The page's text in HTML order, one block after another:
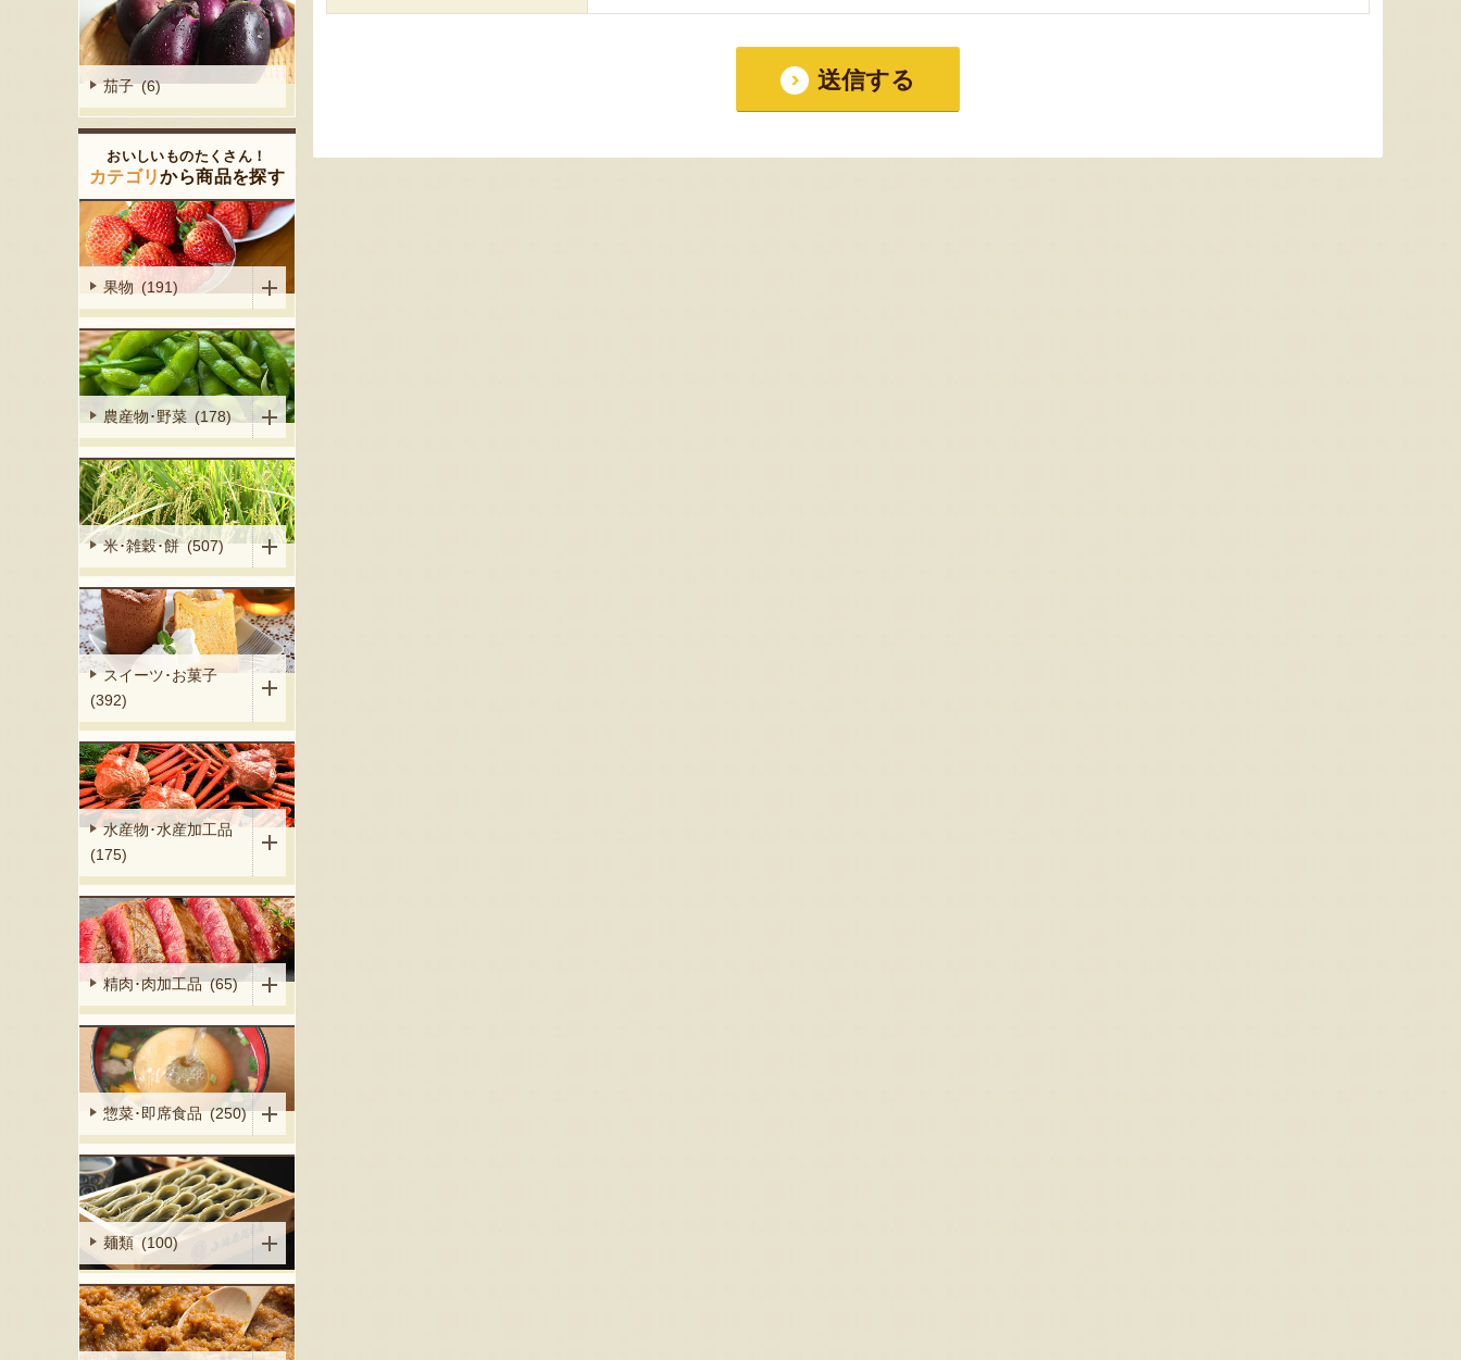
茄子 (6)
おいしいものたくさん！
カテゴリから商品を探す
果物 (191)
農産物･野菜 (178)
米･雑穀･餅 (507)
スイーツ･お菓子
(392)
水産物･水産加工品
(175)
精肉･肉加工品 (65)
惣菜･即席食品 (250)
麺類 (100)